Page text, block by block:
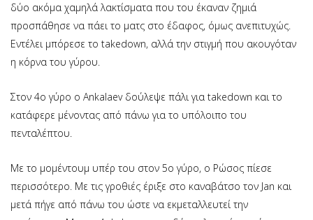
δύο ακόμα χαμηλά λακτίσματα που του έκαναν ζημιά
προσπάθησε να πάει το ματς στο έδαφος, όμως ανεπιτυχώς.
Εντέλει μπόρεσε το takedown, αλλά την στιγμή που ακουγόταν
η κόρνα του γύρου.
Στον 4ο γύρο ο Ankalaev δούλεψε πάλι για takedown και το
κατάφερε μένοντας από πάνω για το υπόλοιπο του
πενταλέπτου.
Με το μομέντουμ υπέρ του στον 5ο γύρο, ο Ρώσος πίεσε
περισσότερο. Με τις γροθιές έριξε στο καναβάτσο τον Jan και
μετά πήγε από πάνω του ώστε να εκμεταλλευτεί την